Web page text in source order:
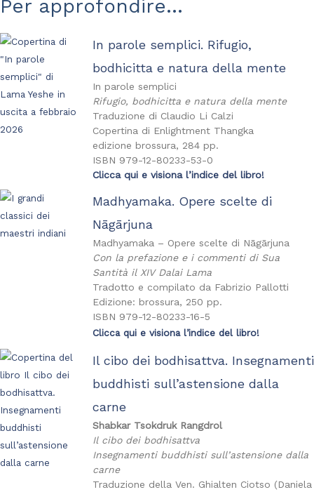
Per approfondire...
In parole semplici. Rifugio,
bodhicitta e natura della mente
In parole semplici
Rifugio, bodhicitta e natura della mente
Traduzione di Claudio Li Calzi
Copertina di Enlightment Thangka
edizione brossura, 284 pp.
ISBN 979-12-80233-53-0
Clicca qui e visiona l’indice del libro!
Madhyamaka. Opere scelte di
Nāgārjuna
Madhyamaka – Opere scelte di Nāgārjuna
Con la prefazione e i commenti di Sua
Santità il XIV Dalai Lama
Tradotto e compilato da Fabrizio Pallotti
Edizione: brossura, 250 pp.
ISBN 979-12-80233-16-5
Clicca qui e visiona l’indice del libro!
Il cibo dei bodhisattva. Insegnamenti
buddhisti sull’astensione dalla
carne
Shabkar Tsokdruk Rangdrol
Il cibo dei bodhisattva
Insegnamenti buddhisti sull’astensione dalla
carne
Traduzione della Ven. Ghialten Ciotso (Daniela